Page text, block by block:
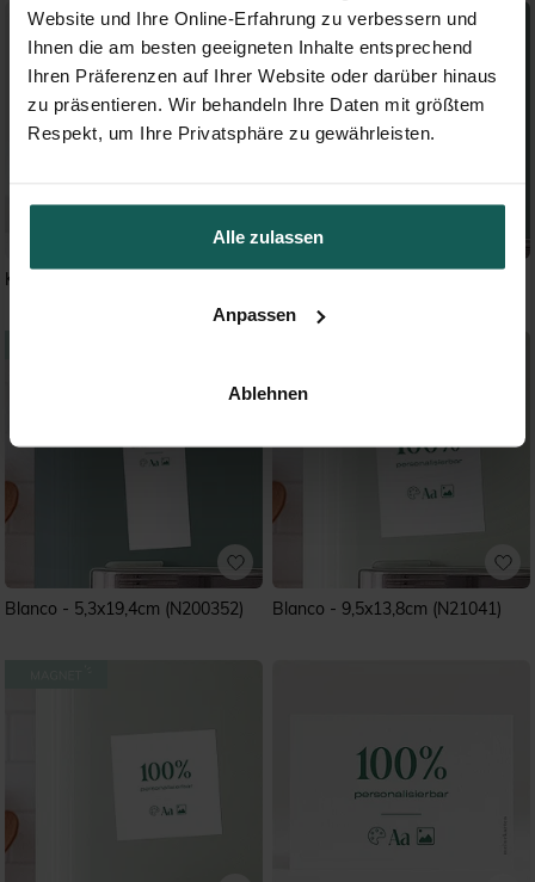
Website und Ihre Online-Erfahrung zu verbessern und
Ihnen die am besten geeigneten Inhalte entsprechend
Ihren Präferenzen auf Ihrer Website oder darüber hinaus
zu präsentieren. Wir behandeln Ihre Daten mit größtem
Respekt, um Ihre Privatsphäre zu gewährleisten.
Alle zulassen
Anpassen
Ablehnen
Konfettiregen
Blanco - 5,3x19,4cm (N200352) Blanco - 9,5x13,8cm (N21041)